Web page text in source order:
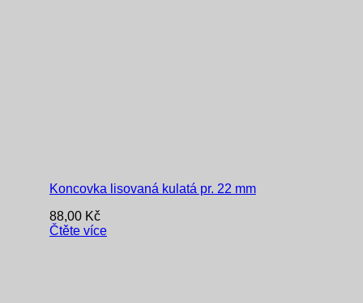
Koncovka lisovaná kulatá pr. 22 mm
88,00 Kč
Čtěte více